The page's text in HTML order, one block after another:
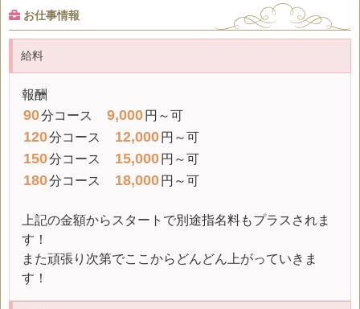
お仕事情報
給料
報酬
90分コース 9,000 円～可
120分コース 12,000 円～可
150分コース 15,000 円～可
180分コース 18,000 円～可
上記の金額からスタートで別途指名料もプラスされま
す！
また頑張り次第でここからどんどん上がっていきま
す！